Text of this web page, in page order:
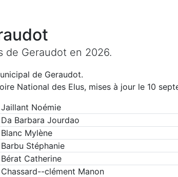
de Geraudot en 2026.
de Geraudot.
National des Elus, mises à jour le 10
Jaillant Noémie
Da Barbara Jourdao
Blanc Mylène
Barbu Stéphanie
Bérat Catherine
Chassard--clément Manon